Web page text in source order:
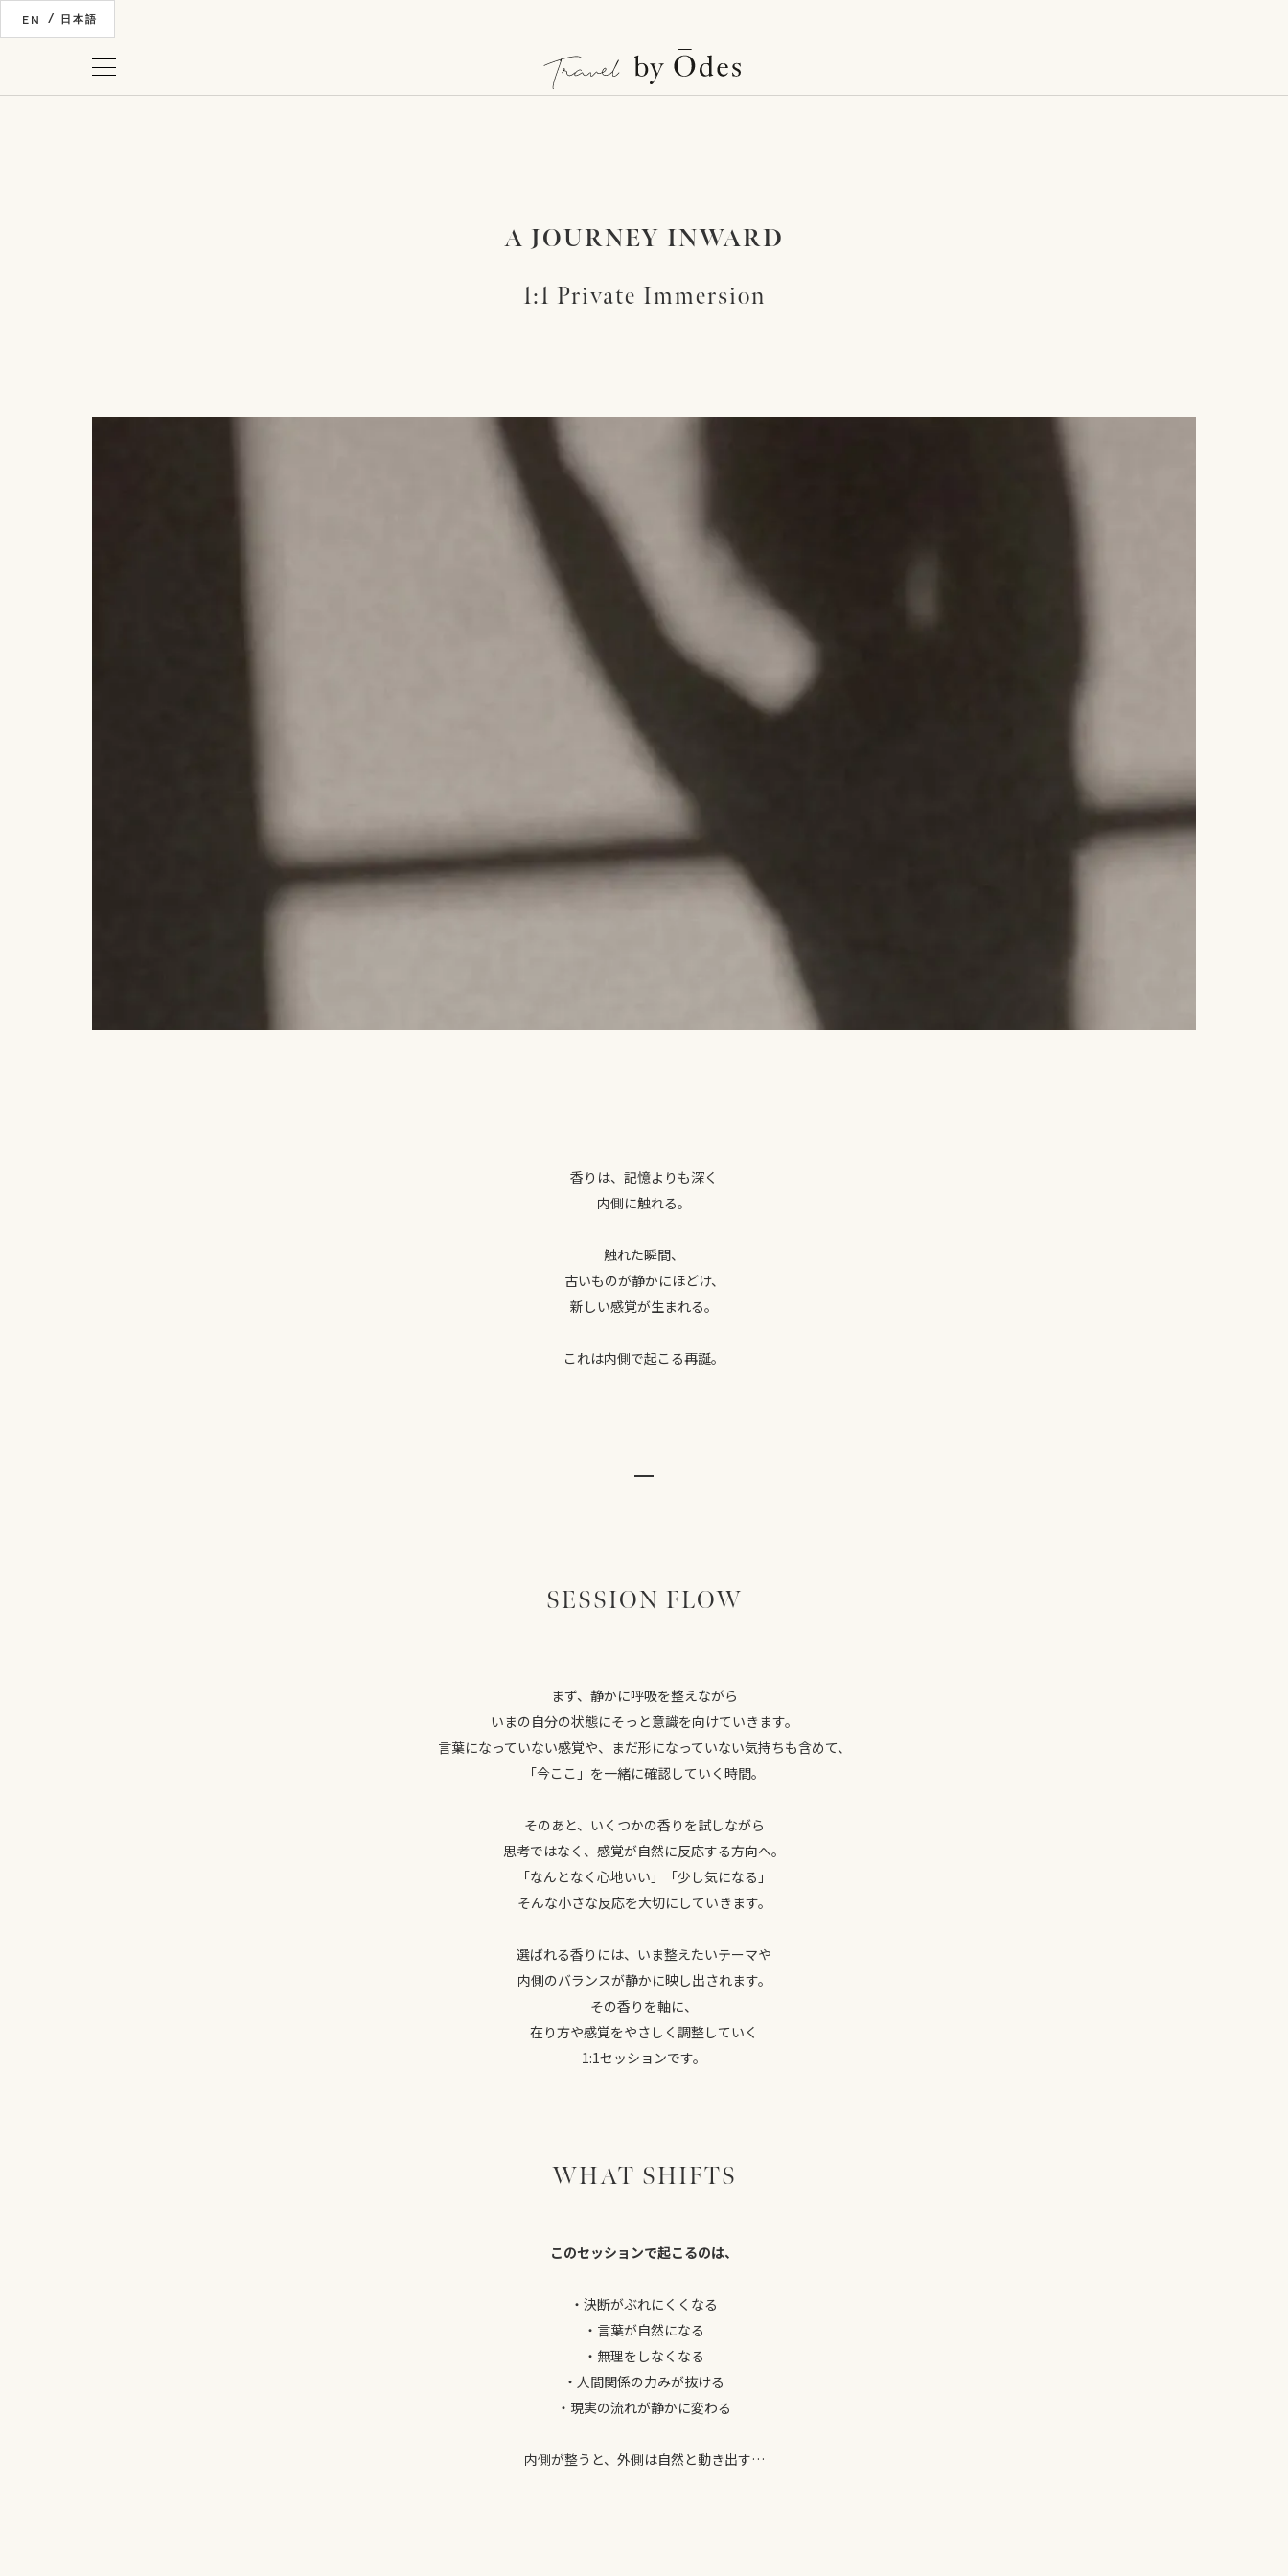
EN / 日本語
A JOURNEY INWARD
1:1 Private Immersion
香りは、記憶よりも深く
内側に触れる。
触れた瞬間、
古いものが静かにほどけ、
新しい感覚が生まれる。
これは内側で起こる再誕。
SESSION FLOW
まず、静かに呼吸を整えながら
いまの自分の状態にそっと意識を向けていきます。
言葉になっていない感覚や、まだ形になっていない気持ちも含めて、
「今ここ」を一緒に確認していく時間。
そのあと、いくつかの香りを試しながら
思考ではなく、感覚が自然に反応する方向へ。
「なんとなく心地いい」「少し気になる」
そんな小さな反応を大切にしていきます。
選ばれる香りには、いま整えたいテーマや
内側のバランスが静かに映し出されます。
その香りを軸に、
在り方や感覚をやさしく調整していく
1:1セッションです。
WHAT SHIFTS
このセッションで起こるのは、
・決断がぶれにくくなる
・言葉が自然になる
・無理をしなくなる
・人間関係の力みが抜ける
・現実の流れが静かに変わる
内側が整うと、外側は自然と動き出す…